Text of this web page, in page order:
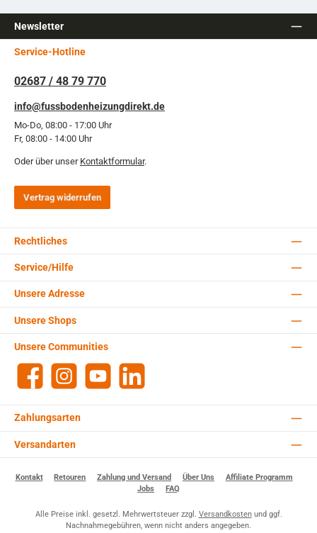
Newsletter
Service-Hotline
02687 / 48 79 770
info@fussbodenheizungdirekt.de
Mo-Do, 08:00 - 17:00 Uhr
Fr, 08:00 - 14:00 Uhr
Oder über unser Kontaktformular.
Vertrag widerrufen
Rechtliches
Service/Hilfe
Zahlungsarten
Versandarten
Unsere Adresse
Unsere Communities
Facebook Instagram YouTube
Unsere Shops
Kontakt Retouren Zahlung und Versand Über Uns
Affiliate Programm
Jobs
FAQ
Alle Preise inkl. gesetzl. Mehrwertsteuer zzgl. Versandkostenund ggf.
Nachnahmegebühren, wenn nicht anders angegeben.